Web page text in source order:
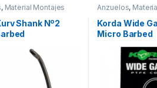
, Material Montajes
Shank Nº2
Anzuelos,
Korda Wide
Micro Barbed